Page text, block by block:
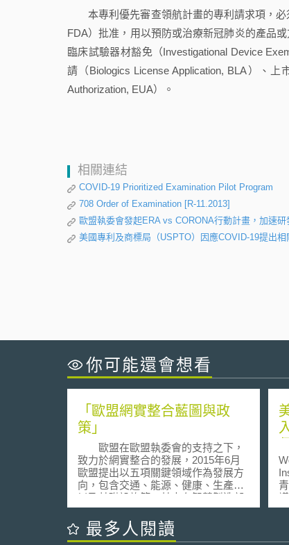
本專利優先審查領航計畫的專利請求項，必
FDA）批准，用以預防或治療新冠肺炎的產品
臨床試驗器材豁免（Investigational Device
請（Biologics License Application, BLA）、
Authorization, EUA）。
相關連結
COVID-19 Prioritized Examination Pilot Program
708 Order of Examination [R-11.2013]
歐盟執委會發起ERA vs CORONA行動計畫，加速
美國專利及商標局（USPTO）因應COVID-19提出相
你可能還會想看
「歐盟網實整合藍圖與政
策」
歐盟在歐盟執委會的支持之下，
致力於網實整合的發展，2015年6月
歐盟提出以五項關鍵領域作為發展方
向，包含交通、能源、健康、生產、
以及基礎設施等。其中在智慧製造部
分，主要為從大量生產到彈性、個別
客製化生產，以及在生產以及產線自
動化之下，增加市場競爭力。但針對
最多人閱讀